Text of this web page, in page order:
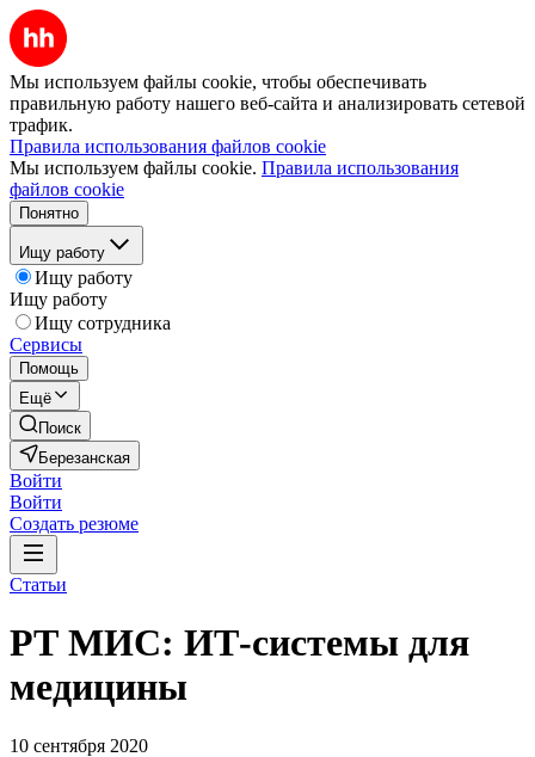
Мы используем файлы cookie, чтобы обеспечивать
правильную работу нашего веб-сайта и анализировать сетевой
трафик.
Правила использования файлов cookie
Мы используем файлы cookie. Правила использования
файлов cookie
Понятно
Ищу работу
Ищу работу
Ищу работу
Ищу сотрудника
Сервисы
Помощь
Ещё
Поиск
Березанская
Войти
Войти
Создать резюме
Статьи
РТ МИС: ИТ-системы для
медицины
10 сентября 2020